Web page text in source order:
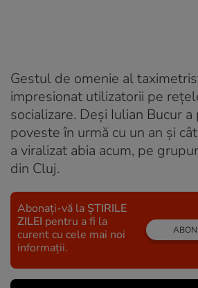
Gestul de omenie al
impresionat utilizatorii pe
socializare. Deși Iulian Bucur
poveste în urmă cu un an și
a viralizat abia acum, pe
din Cluj.
Abonați-vă la ȘTIRILE
ZILEI pentru a fi la
curent cu cele mai noi
informații.